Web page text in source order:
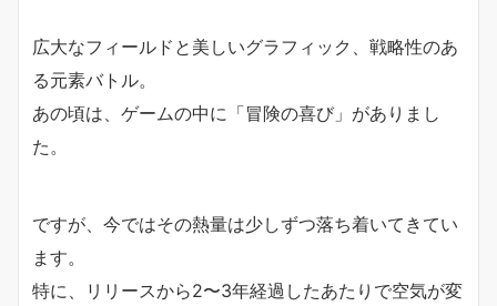
広大なフィールドと美しいグラフィック、戦略性のあ
る元素バトル。
あの頃は、ゲームの中に「冒険の喜び」がありまし
た。
ですが、今ではその熱量は少しずつ落ち着いてきてい
ます。
特に、リリースから2〜3年経過したあたりで空気が変